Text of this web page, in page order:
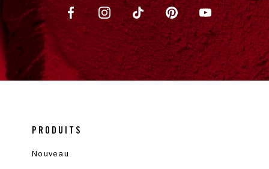
PRODUITS
Nouveau